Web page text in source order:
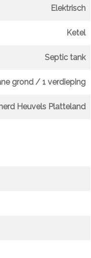
Elektrisch
Ketel
Septic tank
grond / 1 verdieping
Heuvels Platteland